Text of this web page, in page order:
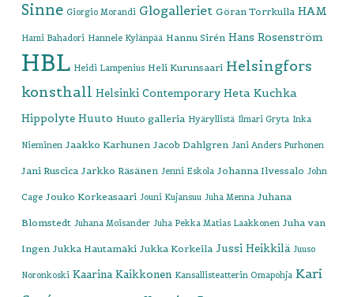
Sinne Giorgio Morandi Glogalleriet Göran Torrkulla HAM
Hami Bahadori Hannele Kylänpää Hannu Sirén Hans Rosenström
HBL Heidi Lampenius Heli Kurunsaari Helsingfors
konsthall Helsinki Contemporary Heta Kuchka
Hippolyte Huuto Huuto galleria Hyäryllistä Ilmari Gryta Inka
Nieminen Jaakko Karhunen Jacob Dahlgren Jani Anders Purhonen
Jani Ruscica Jarkko Räsänen Jenni Eskola Johanna Ilvessalo John
Cage Jouko Korkeasaari Jouni Kujansuu Juha Menna Juhana
Blomstedt Juhana Moisander Juha Pekka Matias Laakkonen Juha van
Ingen Jukka Hautamäki Jukka Korkeila Jussi Heikkilä Juuso
Noronkoski Kaarina Kaikkonen Kansallisteatterin Omapohja Kari